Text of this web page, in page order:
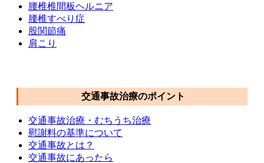
腰椎椎間板ヘルニア
腰椎すべり症
股関節痛
肩こり
交通事故治療のポイント
交通事故治療・むちうち治療
慰謝料の基準について
交通事故とは？
交通事故にあったら